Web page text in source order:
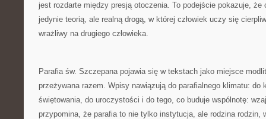
jest rozdarte między presją otoczenia. To podejście pokazuje, że
jedynie teorią, ale realną drogą, w której człowiek uczy się
wrażliwy na drugiego człowieka.
Parafia św. Szczepana pojawia się w tekstach jako miejsce
przeżywana razem. Wpisy nawiązują do parafialnego klimatu: do
świętowania, do uroczystości i do tego, co buduje wspólnotę:
przypomina, że parafia to nie tylko instytucja, ale rodzina rodzin,